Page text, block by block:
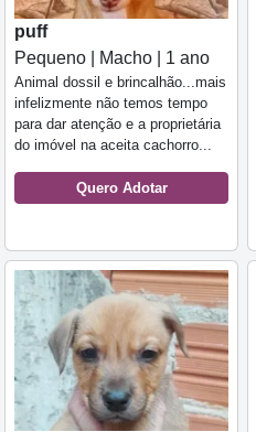
puff
Pequeno | Macho | 1 ano
Animal dossil e brincalhão...mais
infelizmente não temos tempo
para dar atenção e a proprietária
do imóvel na aceita cachorro...
Quero Adotar